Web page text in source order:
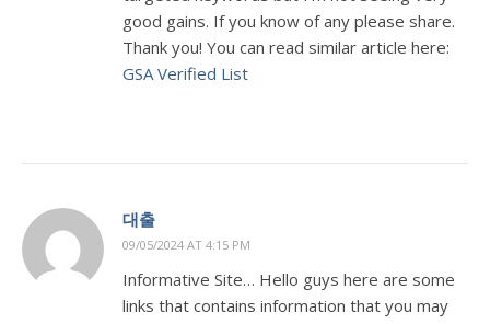
good gains. If you know of any please share.
Thank you! You can read similar article here:
GSA Verified List
대출
09/05/2024 AT 4:15 PM
Informative Site… Hello guys here are some
links that contains information that you may